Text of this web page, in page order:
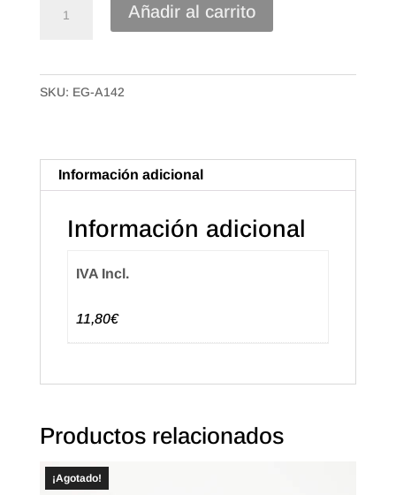
que
t'agradi"
cantidad
Añadir al carrito
SKU: EG-A142
Información adicional
Información adicional
IVA Incl.
11,80€
Productos relacionados
¡Agotado!